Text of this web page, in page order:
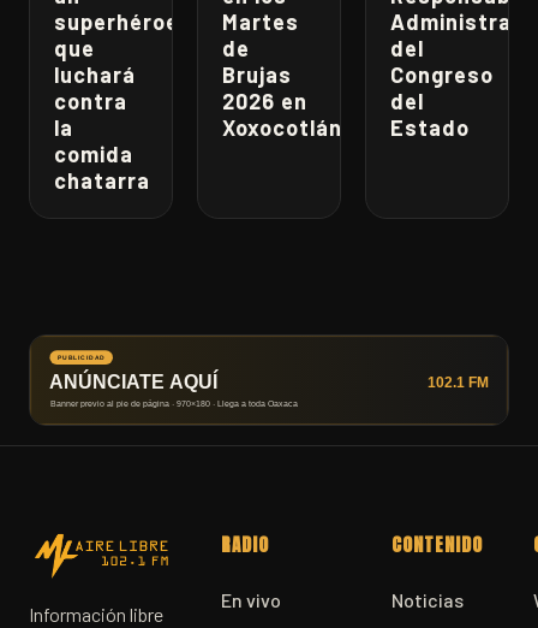
superhéroe
que
luchará
contra
la
comida
chatarra
Martes
de
Brujas
2026 en
Xoxocotlán
del
Congreso
del
Estado
Información libre
RADIO
En vivo
CONTENIDO
Noticias